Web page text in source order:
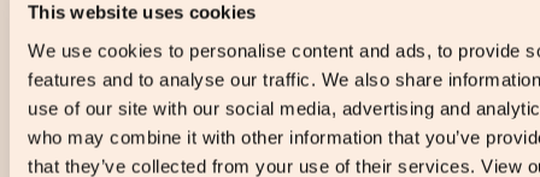
This website uses cookies
We use cookies to personalise content and ads, to provide
features and to analyse our traffic. We also share
use of our site with our social media, advertising and
who may combine it with other information that you’ve
that they’ve collected from your use of their services. View